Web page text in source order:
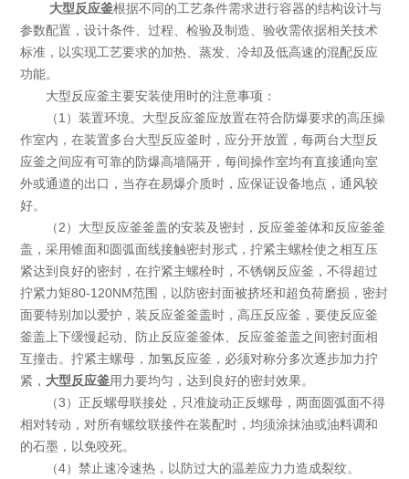
大型反应釜根据不同的工艺条件需求进行容器的结构设计与
参数配置，设计条件、过程、检验及制造、验收需依据相关技术
标准，以实现工艺要求的加热、蒸发、冷却及低高速的混配反应
功能。
大型反应釜主要安装使用时的注意事项：
（1）装置环境。大型反应釜应放置在符合防爆要求的高压操
作室内，在装置多台大型反应釜时，应分开放置，每两台大型反
应釜之间应有可靠的防爆高墙隔开，每间操作室均有直接通向室
外或通道的出口，当存在易爆介质时，应保证设备地点，通风较
好。
（2）大型反应釜釜盖的安装及密封，反应釜釜体和反应釜釜
盖，采用锥面和圆弧面线接触密封形式，拧紧主螺栓使之相互压
紧达到良好的密封，在拧紧主螺栓时，不锈钢反应釜，不得超过
拧紧力矩80-120NM范围，以防密封面被挤坯和超负荷磨损，密封
面要特别加以爱护，装反应釜釜盖时，高压反应釜，要使反应釜
釜盖上下缓慢起动、防止反应釜釜体、反应釜釜盖之间密封面相
互撞击。拧紧主螺母，加氢反应釜，必须对称分多次逐步加力拧
紧， 大型反应釜用力要均匀，达到良好的密封效果。
（3）正反螺母联接处，只准旋动正反螺母，两面圆弧面不得
相对转动，对所有螺纹联接件在装配时，均须涂抹油或油料调和
的石墨，以免咬死。
（4）禁止速冷速热，以防过大的温差应力力造成裂纹。